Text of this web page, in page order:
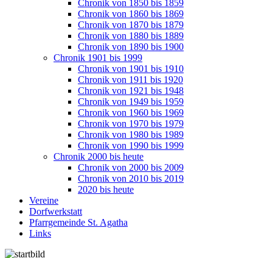
Chronik von 1850 bis 1859
Chronik von 1860 bis 1869
Chronik von 1870 bis 1879
Chronik von 1880 bis 1889
Chronik von 1890 bis 1900
Chronik 1901 bis 1999
Chronik von 1901 bis 1910
Chronik von 1911 bis 1920
Chronik von 1921 bis 1948
Chronik von 1949 bis 1959
Chronik von 1960 bis 1969
Chronik von 1970 bis 1979
Chronik von 1980 bis 1989
Chronik von 1990 bis 1999
Chronik 2000 bis heute
Chronik von 2000 bis 2009
Chronik von 2010 bis 2019
2020 bis heute
Vereine
Dorfwerkstatt
Pfarrgemeinde St. Agatha
Links